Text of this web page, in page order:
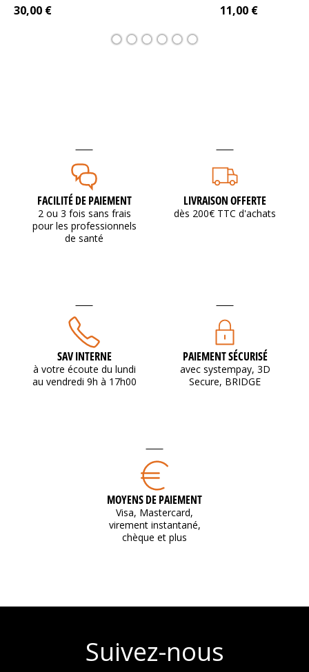
30,00 € 11,00 €
FACILITÉ DE PAIEMENT
2 ou 3 fois sans frais
pour les professionnels
de santé
LIVRAISON OFFERTE
dès 200€ TTC d'achats
SAV INTERNE
à votre écoute du lundi
au vendredi 9h à 17h00
PAIEMENT SÉCURISÉ
avec systempay, 3D
Secure, BRIDGE
MOYENS DE PAIEMENT
Visa, Mastercard,
virement instantané,
chèque et plus
Suivez-nous